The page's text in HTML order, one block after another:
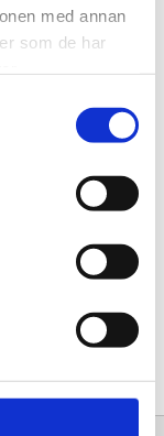
med annan
som de har
Lagervara
20251053